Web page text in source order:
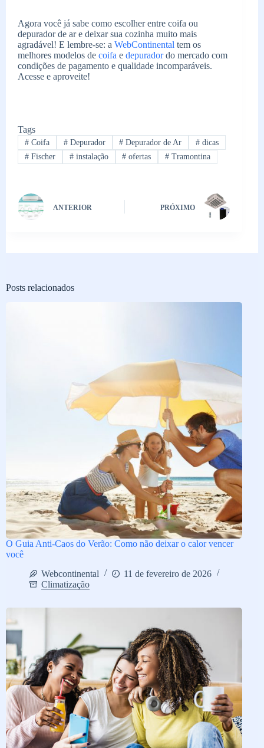
Agora você já sabe como escolher entre coifa ou
depurador de ar e deixar sua cozinha muito mais
agradável! E lembre-se: a WebContinental tem os
melhores modelos de coifa e depuradordo mercado com
condições de pagamento e qualidade incomparáveis.
Acesse e aproveite!
Tags
#Coifa #Depurador # Depurador de Ar # dicas
#Fischer #instalação # ofertas # Tramontina
ANTERIOR PRÓXIMO
Posts relacionados
O Guia Anti-Caos do Verão: Como não deixar o calor vencer
você
Webcontinental
11 de fevereiro de 2026
Climatização